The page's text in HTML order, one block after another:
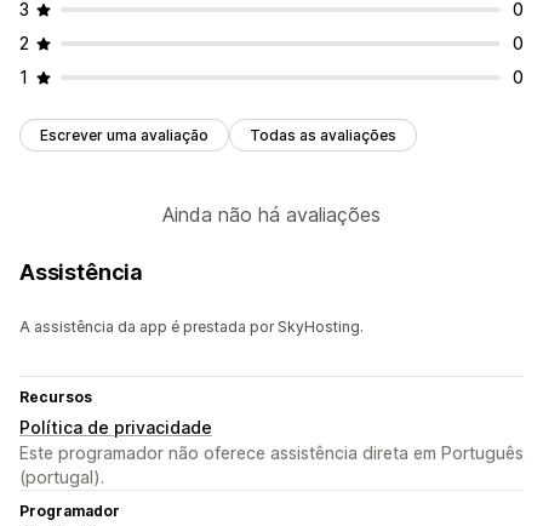
3
0
2
0
1
0
Escrever uma avaliação Todas as avaliações
Ainda não há avaliações
Assistência
A assistência da app é prestada por SkyHosting.
Recursos
Política de privacidade
Este programador não oferece assistência direta em Português
(portugal).
Programador